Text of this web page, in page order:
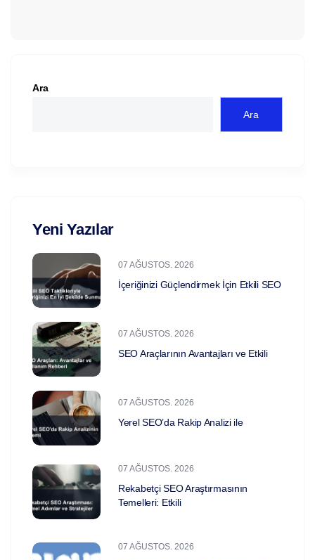
Ara
Ara
Yeni Yazılar
07 AĞUSTOS. 2026
İçeriğinizi Güçlendirmek İçin Etkili SEO
07 AĞUSTOS. 2026
SEO Araçlarının Avantajları ve Etkili
07 AĞUSTOS. 2026
Yerel SEO’da Rakip Analizi ile
07 AĞUSTOS. 2026
Rekabetçi SEO Araştırmasının
Temelleri: Etkili
07 AĞUSTOS. 2026